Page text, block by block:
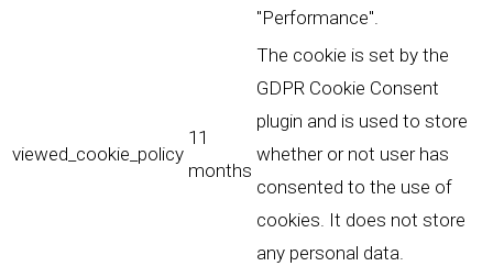
"Performance".
viewed_cookie_policy
11
months
The cookie is set by the
GDPR Cookie Consent
plugin and is used to store
whether or not user has
consented to the use of
cookies. It does not store
any personal data.